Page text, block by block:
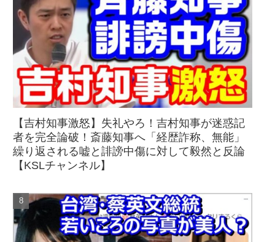
【吉村知事激怒】失礼やろ！吉村知事が迷惑記
者を完全論破！斎藤知事へ「経歴詐称、無能」
繰り返される嘘と誹謗中傷に対して毅然と反論
【KSLチャンネル】